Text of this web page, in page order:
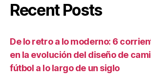
Recent Posts
De lo retro a lo moderno: 6
en la evolución del diseño de
fútbol a lo largo de un siglo